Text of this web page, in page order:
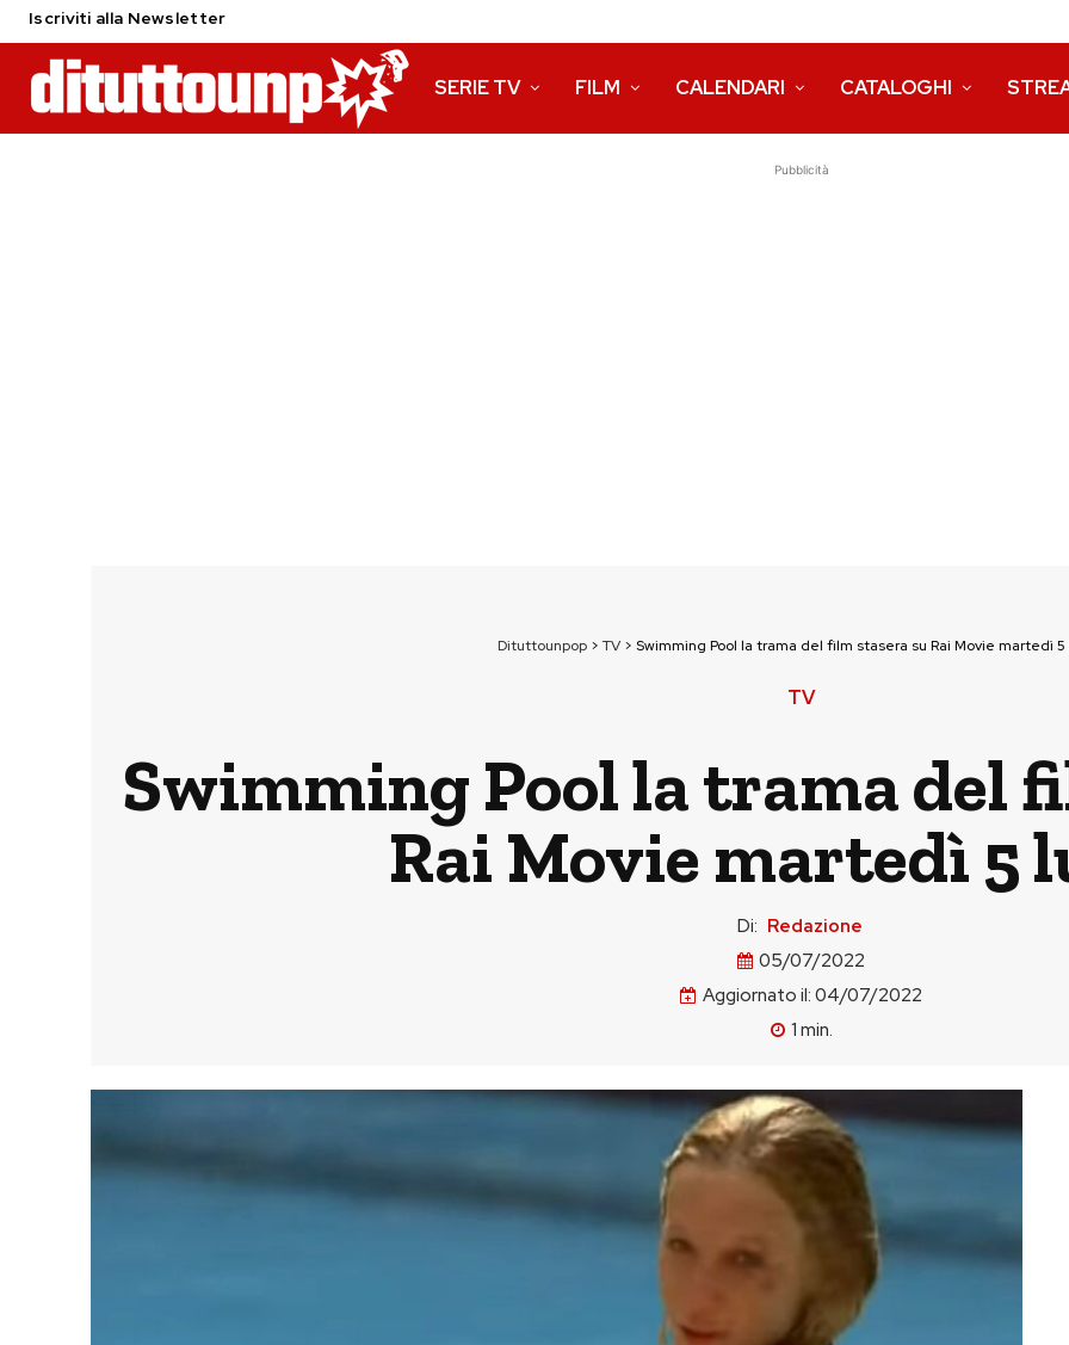
Iscriviti alla Newsletter
SERIE TV FILM CALENDARI CATALOGHI
Pubblicità
Dituttounpop> TV> Swimming Pool la trama del film stasera su Rai Movie martedì
TV
Swimming Pool la trama del
Rai Movie martedì 5
Di: Redazione
05/07/2022
Aggiornato il: 04/07/2022
1 min.